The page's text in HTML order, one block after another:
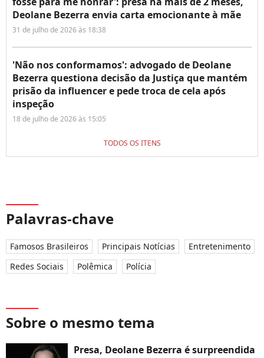
Deolane Bezerra envia carta emocionante à mãe
31 de julho de 2026 às 18:38
'Não nos conformamos': advogado de Deolane
Bezerra questiona decisão da Justiça que mantém
prisão da influencer e pede troca de cela após
inspeção
18 de julho de 2026 às 15:05
TODOS OS ITENS
Palavras-chave
Famosos Brasileiros Principais Notícias
Entretenimento
Redes Sociais
Polêmica Polícia
Sobre o mesmo tema
Presa, Deolane Bezerra é surpreendida